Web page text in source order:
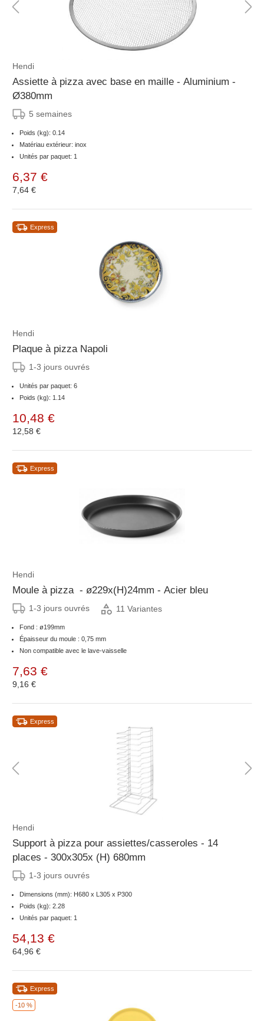
Hendi
Assiette à pizza avec base en maille - Aluminium -
Ø380mm
5 semaines
Poids (kg): 0.14
Matériau extérieur: inox
Unités par paquet: 1
6,37 €
7,64 €
Express
Hendi
Plaque à pizza Napoli
1-3 jours ouvrés
Unités par paquet: 6
Poids (kg): 1.14
10,48 €
12,58 €
Express
Hendi
Moule à pizza - ø229x(H)24mm - Acier bleu
1-3 jours ouvrés 11 Variantes
Fond : ø199mm
Épaisseur du moule : 0,75 mm
Non compatible avec le lave-vaisselle
7,63 €
9,16 €
Express
Hendi
Support à pizza pour assiettes/casseroles - 14
places - 300x305x (H) 680mm
1-3 jours ouvrés
Dimensions (mm): H680 x L305 x P300
Poids (kg): 2.28
Unités par paquet: 1
54,13 €
64,96 €
-10 %
Express